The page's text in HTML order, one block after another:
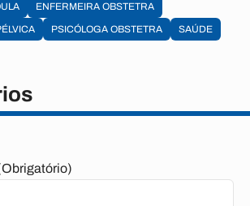
ENFERMEIRA OBSTETRA
PSICÓLOGA OBSTETRA SAÚDE